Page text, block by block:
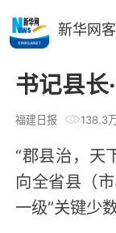
书记县长
福建日报 138.3
“郡县治，天
向全省县（
一级“关键少
新华网